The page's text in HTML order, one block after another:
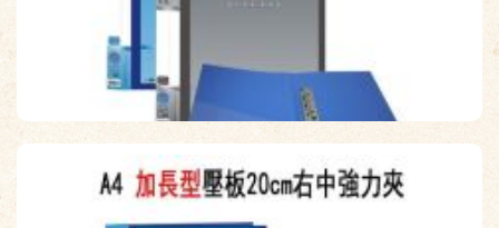
【檔案家】A4 重量級右中強力夾 兩色 OM-FPP1H01C.E